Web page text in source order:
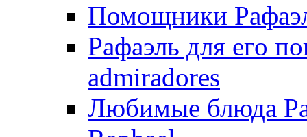
Помощники
Рафаэль для его
admiradores
Любимые блюда